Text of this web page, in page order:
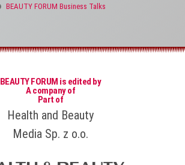
BEAUTY FORUM Business Talks
BEAUTY FORUM is edited by
A company of
Part of
Health and Beauty
Media Sp. z o.o.